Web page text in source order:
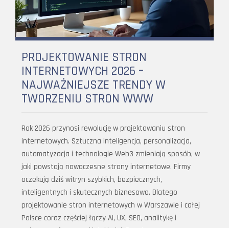
PROJEKTOWANIE STRON
INTERNETOWYCH 2026 –
NAJWAŻNIEJSZE TRENDY W
TWORZENIU STRON WWW
Rok 2026 przynosi rewolucję w projektowaniu stron
internetowych. Sztuczna inteligencja, personalizacja,
automatyzacja i technologie Web3 zmieniają sposób, w
jaki powstają nowoczesne strony internetowe. Firmy
oczekują dziś witryn szybkich, bezpiecznych,
inteligentnych i skutecznych biznesowo. Dlatego
projektowanie stron internetowych w Warszawie i całej
Polsce coraz częściej łączy AI, UX, SEO, analitykę i